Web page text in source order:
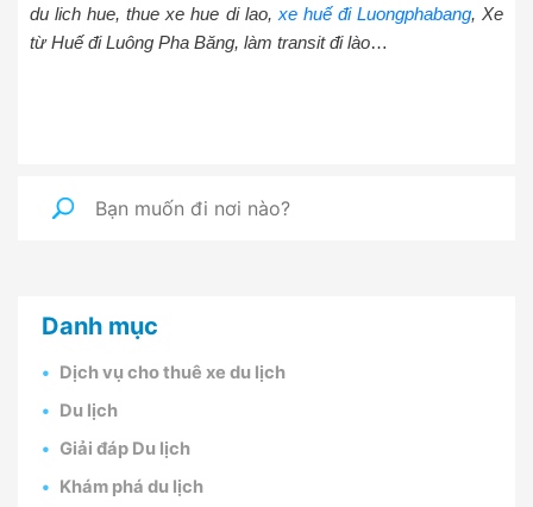
du lich hue, thue xe hue di lao, xe huế đi Luongphabang, Xe
từ Huế đi Luông Pha Băng, làm transit đi lào…
Danh mục
Dịch vụ cho thuê xe du lịch
Du lịch
Giải đáp Du lịch
Khám phá du lịch